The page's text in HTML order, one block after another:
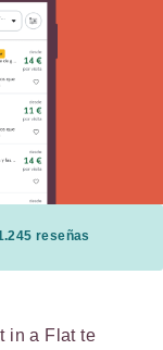
reseñas
in a Flat te